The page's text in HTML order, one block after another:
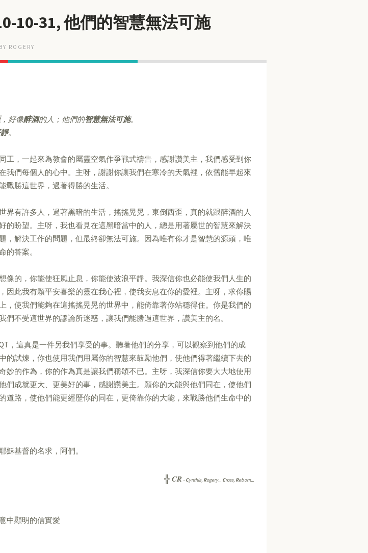
10-31, 他們的智慧無法可施
ROGERY
，好像醉酒的人；他們的智慧無法可施。
。
工，一起來為教會的屬靈空氣作爭戰式禱告，感謝讚美主，我們感受到你
我們每個人的心中。主呀，謝謝你讓我們在寒冷的天氣裡，依舊能早起來
戰勝這世界，過著得勝的生活。
界有許多人，過著黑暗的生活，搖搖晃晃，東倒西歪，真的就跟醉酒的人
的盼望。主呀，我也看見在這黑暗當中的人，總是用著屬世的智慧來解決
，解決工作的問題，但最終卻無法可施。因為唯有你才是智慧的源頭，唯
的答案。
像的，你能使狂風止息，你能使波浪平靜。我深信你也必能使我們人生的
因此我有顆平安喜樂的靈在我心裡，使我安息在你的愛裡。主呀，求你賜
，使我們能夠在這搖搖晃晃的世界中，能倚靠著你站穩得住。你是我們的
們不受這世界的謬論所迷惑，讓我們能勝過這世界，讚美主的名。
，這真是一件另我們享受的事。聽著他們的分享，可以觀察到他們的成
的試煉，你也使用我們用屬你的智慧來鼓勵他們，使他們得著繼續下去的
妙的作為，你的作為真是讓我們稱頌不已。主呀，我深信你要大大地使用
們成就更大、更美好的事，感謝讚美主。願你的大能與他們同在，使他們
道路，使他們能更經歷你的同在，更倚靠你的大能，來戰勝他們生命中的
穌基督的名求，阿們。
╬ CR -Cynthia, Rogery... Cross, Reborn...
中顯明的信實愛